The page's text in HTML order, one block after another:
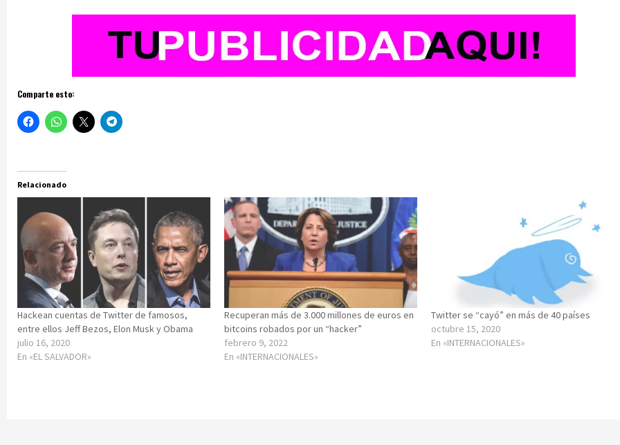
Comparte esto:
Relacionado
Hackean cuentas de Twitter de famosos,
entre ellos Jeff Bezos, Elon Musk y Obama
julio 16, 2020
En «EL SALVADOR»
Recuperan más de 3.000 millones de euros en
bitcoins robados por un “hacker”
febrero 9, 2022
En «INTERNACIONALES»
Twitter se “cayó” en más de 40 países
octubre 15, 2020
En «INTERNACIONALES»